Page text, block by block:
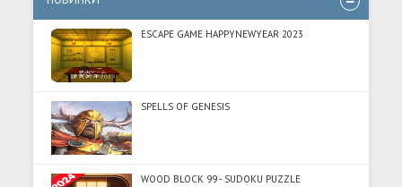
ESCAPE GAME HAPPYNEWYEAR 2023
SPELLS OF GENESIS
WOOD BLOCK 99 - SUDOKU PUZZLE